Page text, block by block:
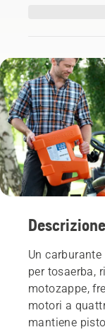
Un
per tosaerba,
motozappe,
motori a
mantiene